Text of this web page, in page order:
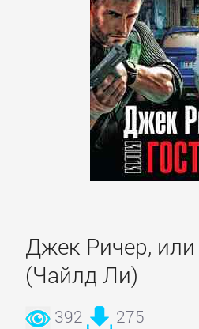
Джек Ричер, или
(Чайлд Ли)
392 275
Политика,
политология
образовательная
литература
Социология
Техническая
литература
Физика